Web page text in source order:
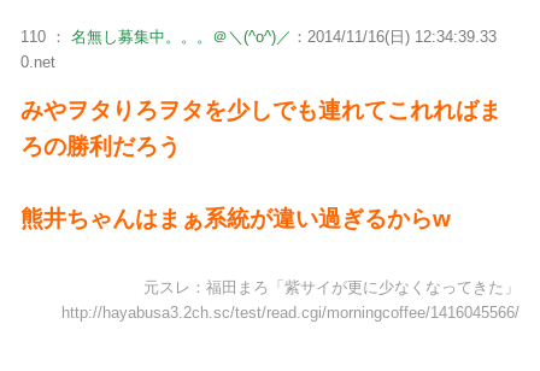
110 ： 名無し募集中。。。＠＼(^o^)／ ：2014/11/16(日) 12:34:39.33
0.net
みやヲタりろヲタを少しでも連れてこれればま
ろの勝利だろう
熊井ちゃんはまぁ系統が違い過ぎるからw
元スレ：福田まろ「紫サイが更に少なくなってきた」
http://hayabusa3.2ch.sc/test/read.cgi/morningcoffee/1416045566/